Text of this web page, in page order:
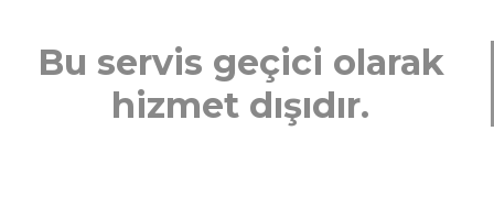
Bu servis geçici olarak
hizmet dışıdır.